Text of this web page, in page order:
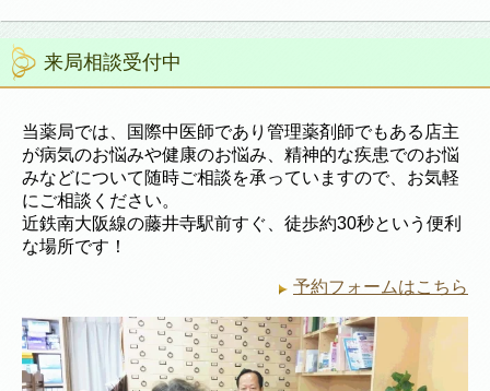
来局相談受付中
当薬局では、国際中医師であり管理薬剤師でもある店主
が病気のお悩みや健康のお悩み、精神的な疾患でのお悩
みなどについて随時ご相談を承っていますので、お気軽
にご相談ください。
近鉄南大阪線の藤井寺駅前すぐ、徒歩約30秒という便利
な場所です！
予約フォームはこちら